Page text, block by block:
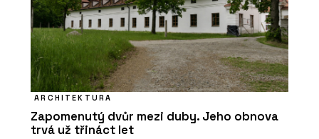
ARCHITEKTURA
Zapomenutý dvůr mezi duby. Jeho obnova
trvá už třináct let